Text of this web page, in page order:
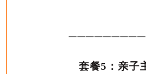
套餐5：亲子